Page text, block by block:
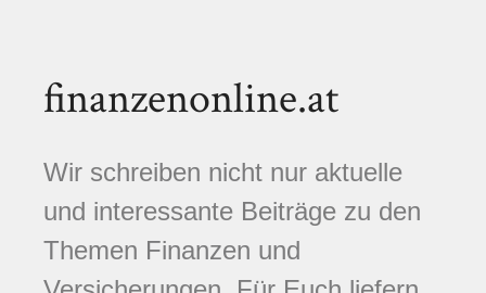
finanzenonline.at
Wir schreiben nicht nur aktuelle
und interessante Beiträge zu den
Themen Finanzen und